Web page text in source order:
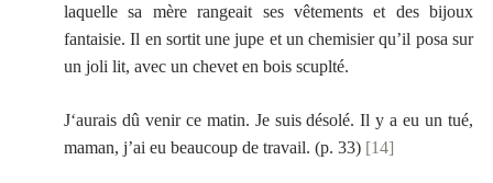
laquelle sa mère rangeait ses vêtements et des bijoux
fantaisie. Il en sortit une jupe et un chemisier qu’il posa sur
un joli lit, avec un chevet en bois scuplté.
J‘aurais dû venir ce matin. Je suis désolé. Il y a eu un tué,
maman, j’ai eu beaucoup de travail. (p. 33) [14]